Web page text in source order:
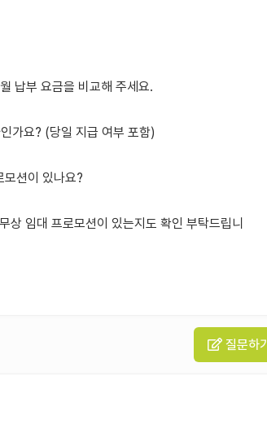
납부 요금을 비교해 주세요.
가요? (당일 지급 여부 포함)
션이 있나요?
임대 프로모션이 있는지도 확인 부탁드립니
질문하기